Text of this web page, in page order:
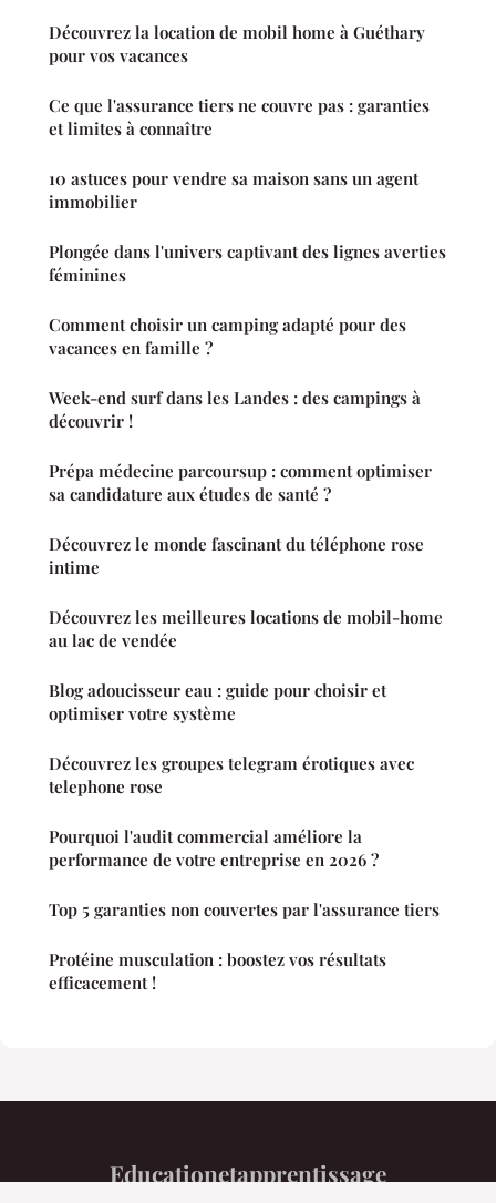
Découvrez la location de mobil home à Guéthary
pour vos vacances
Ce que l'assurance tiers ne couvre pas : garanties
et limites à connaître
10 astuces pour vendre sa maison sans un agent
immobilier
Plongée dans l'univers captivant des lignes averties
féminines
Comment choisir un camping adapté pour des
vacances en famille ?
Week-end surf dans les Landes : des campings à
découvrir !
Prépa médecine parcoursup : comment optimiser
sa candidature aux études de santé ?
Découvrez le monde fascinant du téléphone rose
intime
Découvrez les meilleures locations de mobil-home
au lac de vendée
Blog adoucisseur eau : guide pour choisir et
optimiser votre système
Découvrez les groupes telegram érotiques avec
telephone rose
Pourquoi l'audit commercial améliore la
performance de votre entreprise en 2026 ?
Top 5 garanties non couvertes par l'assurance tiers
Protéine musculation : boostez vos résultats
efficacement !
Educationetapprentissage